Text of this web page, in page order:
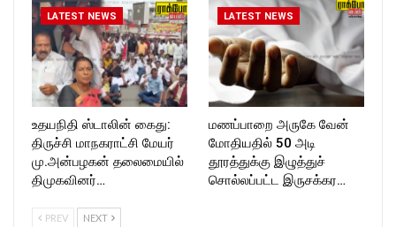
LATEST NEWS
உதயநிதி ஸ்டாலின் கைது:
திருச்சி மாநகராட்சி மேயர்
மு.அன்பழகன் தலைமையில்
திமுகவினர்…
LATEST NEWS
மணப்பாறை அருகே வேன்
மோதியதில் 50 அடி
தூரத்துக்கு இழுத்துச்
சொல்லப்பட்ட இருசக்கர…
PREV NEXT